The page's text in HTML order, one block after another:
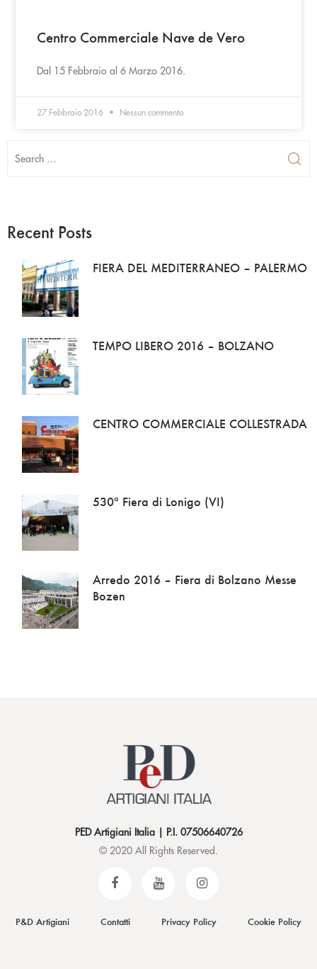
Centro Commerciale Nave de Vero
Dal 15 Febbraio al 6 Marzo 2016.
27 Febbraio 2016 Nessun commento
Recent Posts
FIERA DEL MEDITERRANEO – PALERMO
TEMPO LIBERO 2016 – BOLZANO
CENTRO COMMERCIALE COLLESTRADA
530ª Fiera di Lonigo (VI)
Arredo 2016 – Fiera di Bolzano Messe
Bozen
PED Artigiani Italia | P.I. 07506640726
© 2020 All Rights Reserved.
P&D Artigiani Contatti Privacy Policy Cookie Policy